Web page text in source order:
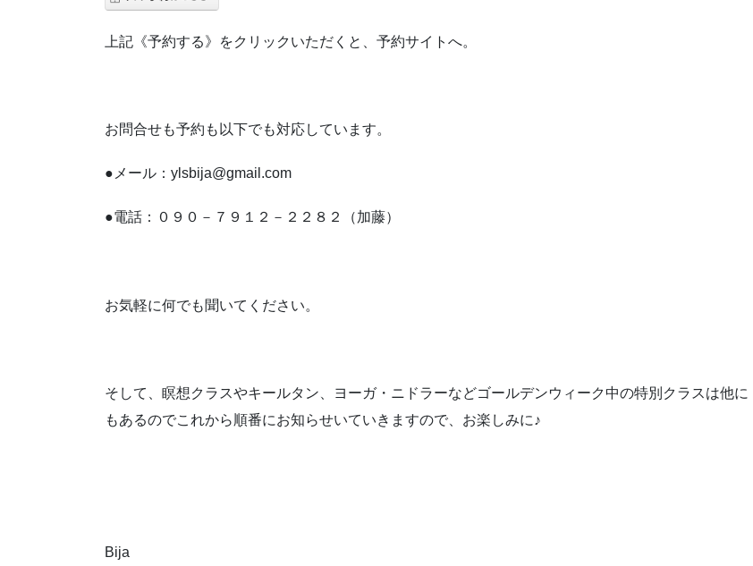
上記《予約する》をクリックいただくと、予約サイトへ。
お問合せも予約も以下でも対応しています。
●メール：ylsbija@gmail.com
●電話：０９０－７９１２－２２８２（加藤）
お気軽に何でも聞いてください。
そして、瞑想クラスやキールタン、ヨーガ・ニドラーなどゴールデンウィーク中の特別クラスは他に
もあるのでこれから順番にお知らせいていきますので、お楽しみに♪
Bija